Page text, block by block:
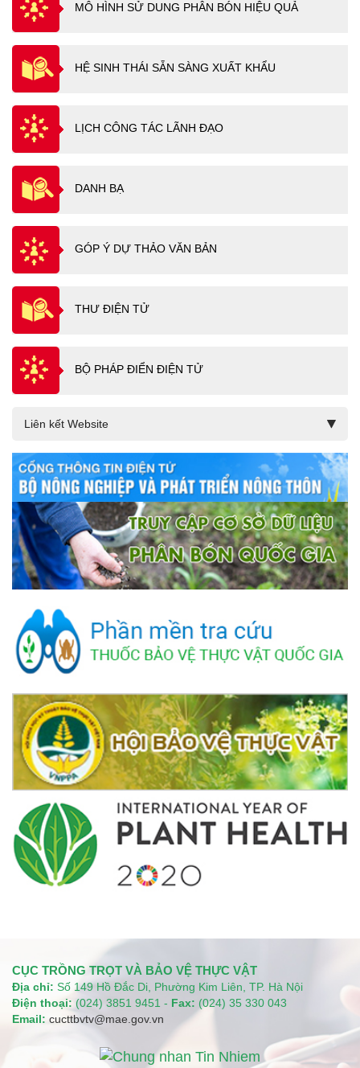
MÔ HÌNH SỬ DUNG PHÂN BÓN HIỆU QUẢ
HỆ SINH THÁI SẴN SÀNG XUẤT KHẨU
LỊCH CÔNG TÁC LÃNH ĐẠO
DANH BẠ
GÓP Ý DỰ THẢO VĂN BẢN
THƯ ĐIỆN TỬ
BỘ PHÁP ĐIỂN ĐIỆN TỬ
CỤC TRỒNG TRỌT VÀ BẢO VỆ THỰC VẬT
Địa chỉ: Số 149 Hồ Đắc Di, Phường Kim Liên, TP. Hà Nội
Điện thoại: (024) 3851 9451 - Fax: (024) 35 330 043
Email: cucttbvtv@mae.gov.vn